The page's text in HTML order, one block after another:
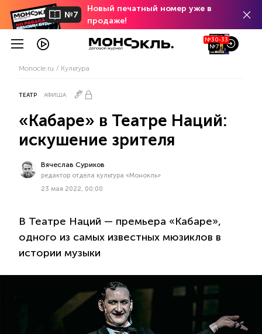
№7
Новый печатный номер уже в
продаже!
№30-33
№7
Monocle.ru Культура
ТЕАТР АФИША
«Кабаре» в Театре Наций:
искушение зрителя
Вячеслав Суриков
редактор отдела культура «Монокль»
23 мая 2022, 00:00
В Театре Наций — премьера «Кабаре»,
одного из самых известных мюзиклов в
истории музыки